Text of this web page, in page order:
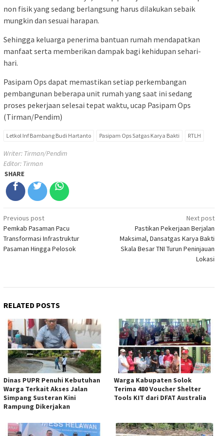
non fisik yang sedang berlangsung harus dilakukan sebaik
mungkin dan sesuai harapan.
Sehingga keluarga penerima bantuan rumah mendapatkan
manfaat serta memberikan dampak bagi kehidupan sehari-
hari.
Pasipam Ops dapat memastikan setiap perkembangan
pembangunan beberapa unit rumah yang saat ini sedang
proses pekerjaan selesai tepat waktu, ucap Pasipam Ops
(Tirman/Pendim)
Letkol Inf Bambang Budi Hartanto Pasipam Ops Satgas Karya Bakti RTLH
Writer: Tirman/Pendim
Editor: Tirman
SHARE
Post
navigation
Previous post
Pemkab Pasaman Pacu
Transformasi Infrastruktur
Pasaman Hingga Pelosok
Next post
Pastikan Pekerjaan Berjalan
Maksimal, Dansatgas Karya Bakti
Skala Besar TNI Turun Peninjauan
Lokasi
RELATED POSTS
Dinas PUPR Penuhi Kebutuhan
Warga Terkait Akses Jalan
Simpang Susteran Kini
Rampung Dikerjakan
Warga Kabupaten Solok
Terima 480 Voucher Shelter
Tools KIT dari DFAT Australia